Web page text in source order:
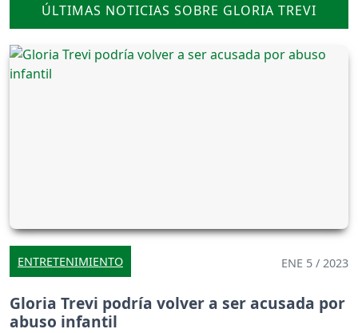
ÚLTIMAS NOTICIAS SOBRE GLORIA TREVI
ENTRETENIMIENTO ENE 5 / 2023
Gloria Trevi podría volver a ser acusada por
abuso infantil